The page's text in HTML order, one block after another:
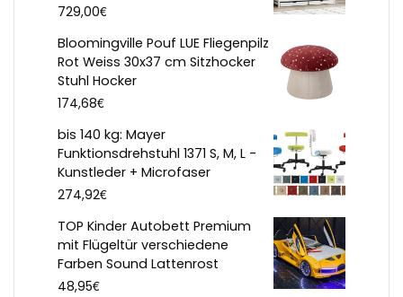
729,00€
Bloomingville Pouf LUE Fliegenpilz
Rot Weiss 30x37 cm Sitzhocker
Stuhl Hocker
174,68€
bis 140 kg: Mayer
Funktionsdrehstuhl 1371 S, M, L -
Kunstleder + Microfaser
274,92€
TOP Kinder Autobett Premium
mit Flügeltür verschiedene
Farben Sound Lattenrost
48,95€